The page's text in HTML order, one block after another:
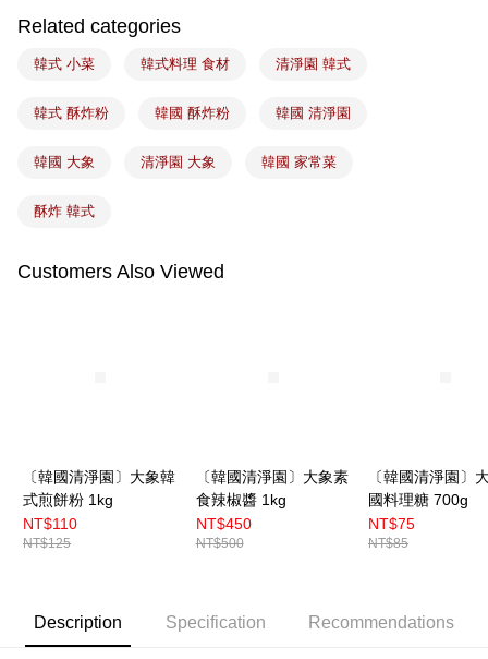
Shipping Method
7-11取貨(5kg以內，尺寸不超過90cm)
NT$100/order | Free shipping on orders of NT$1,500 or more
付款後門市自取
Related categories
韓式 小菜 韓式料理 食材 清淨園 韓式
韓式 酥炸粉 韓國 酥炸粉 韓國 清淨園
韓國 大象 清淨園 大象 韓國 家常菜
酥炸 韓式
Customers Also Viewed
〔韓國清淨園〕大象韓
式煎餅粉 1kg
NT$110
NT$125
〔韓國清淨園〕大象素
食辣椒醬 1kg
NT$450
NT$500
〔韓國清淨園〕
國料理糖 700g
NT$75
NT$85
Description Specification Recommendations